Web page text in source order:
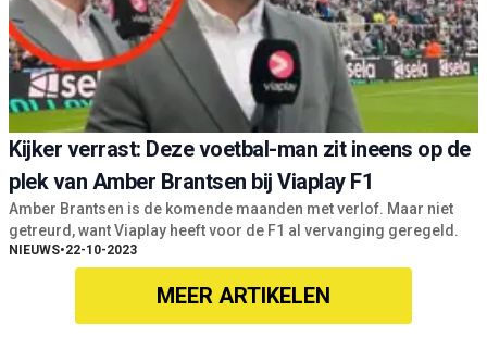
Kijker verrast: Deze voetbal-man zit ineens op de
plek van Amber Brantsen bij Viaplay F1
Amber Brantsen is de komende maanden met verlof. Maar niet
getreurd, want Viaplay heeft voor de F1 al vervanging geregeld.
NIEUWS•22-10-2023
MEER ARTIKELEN